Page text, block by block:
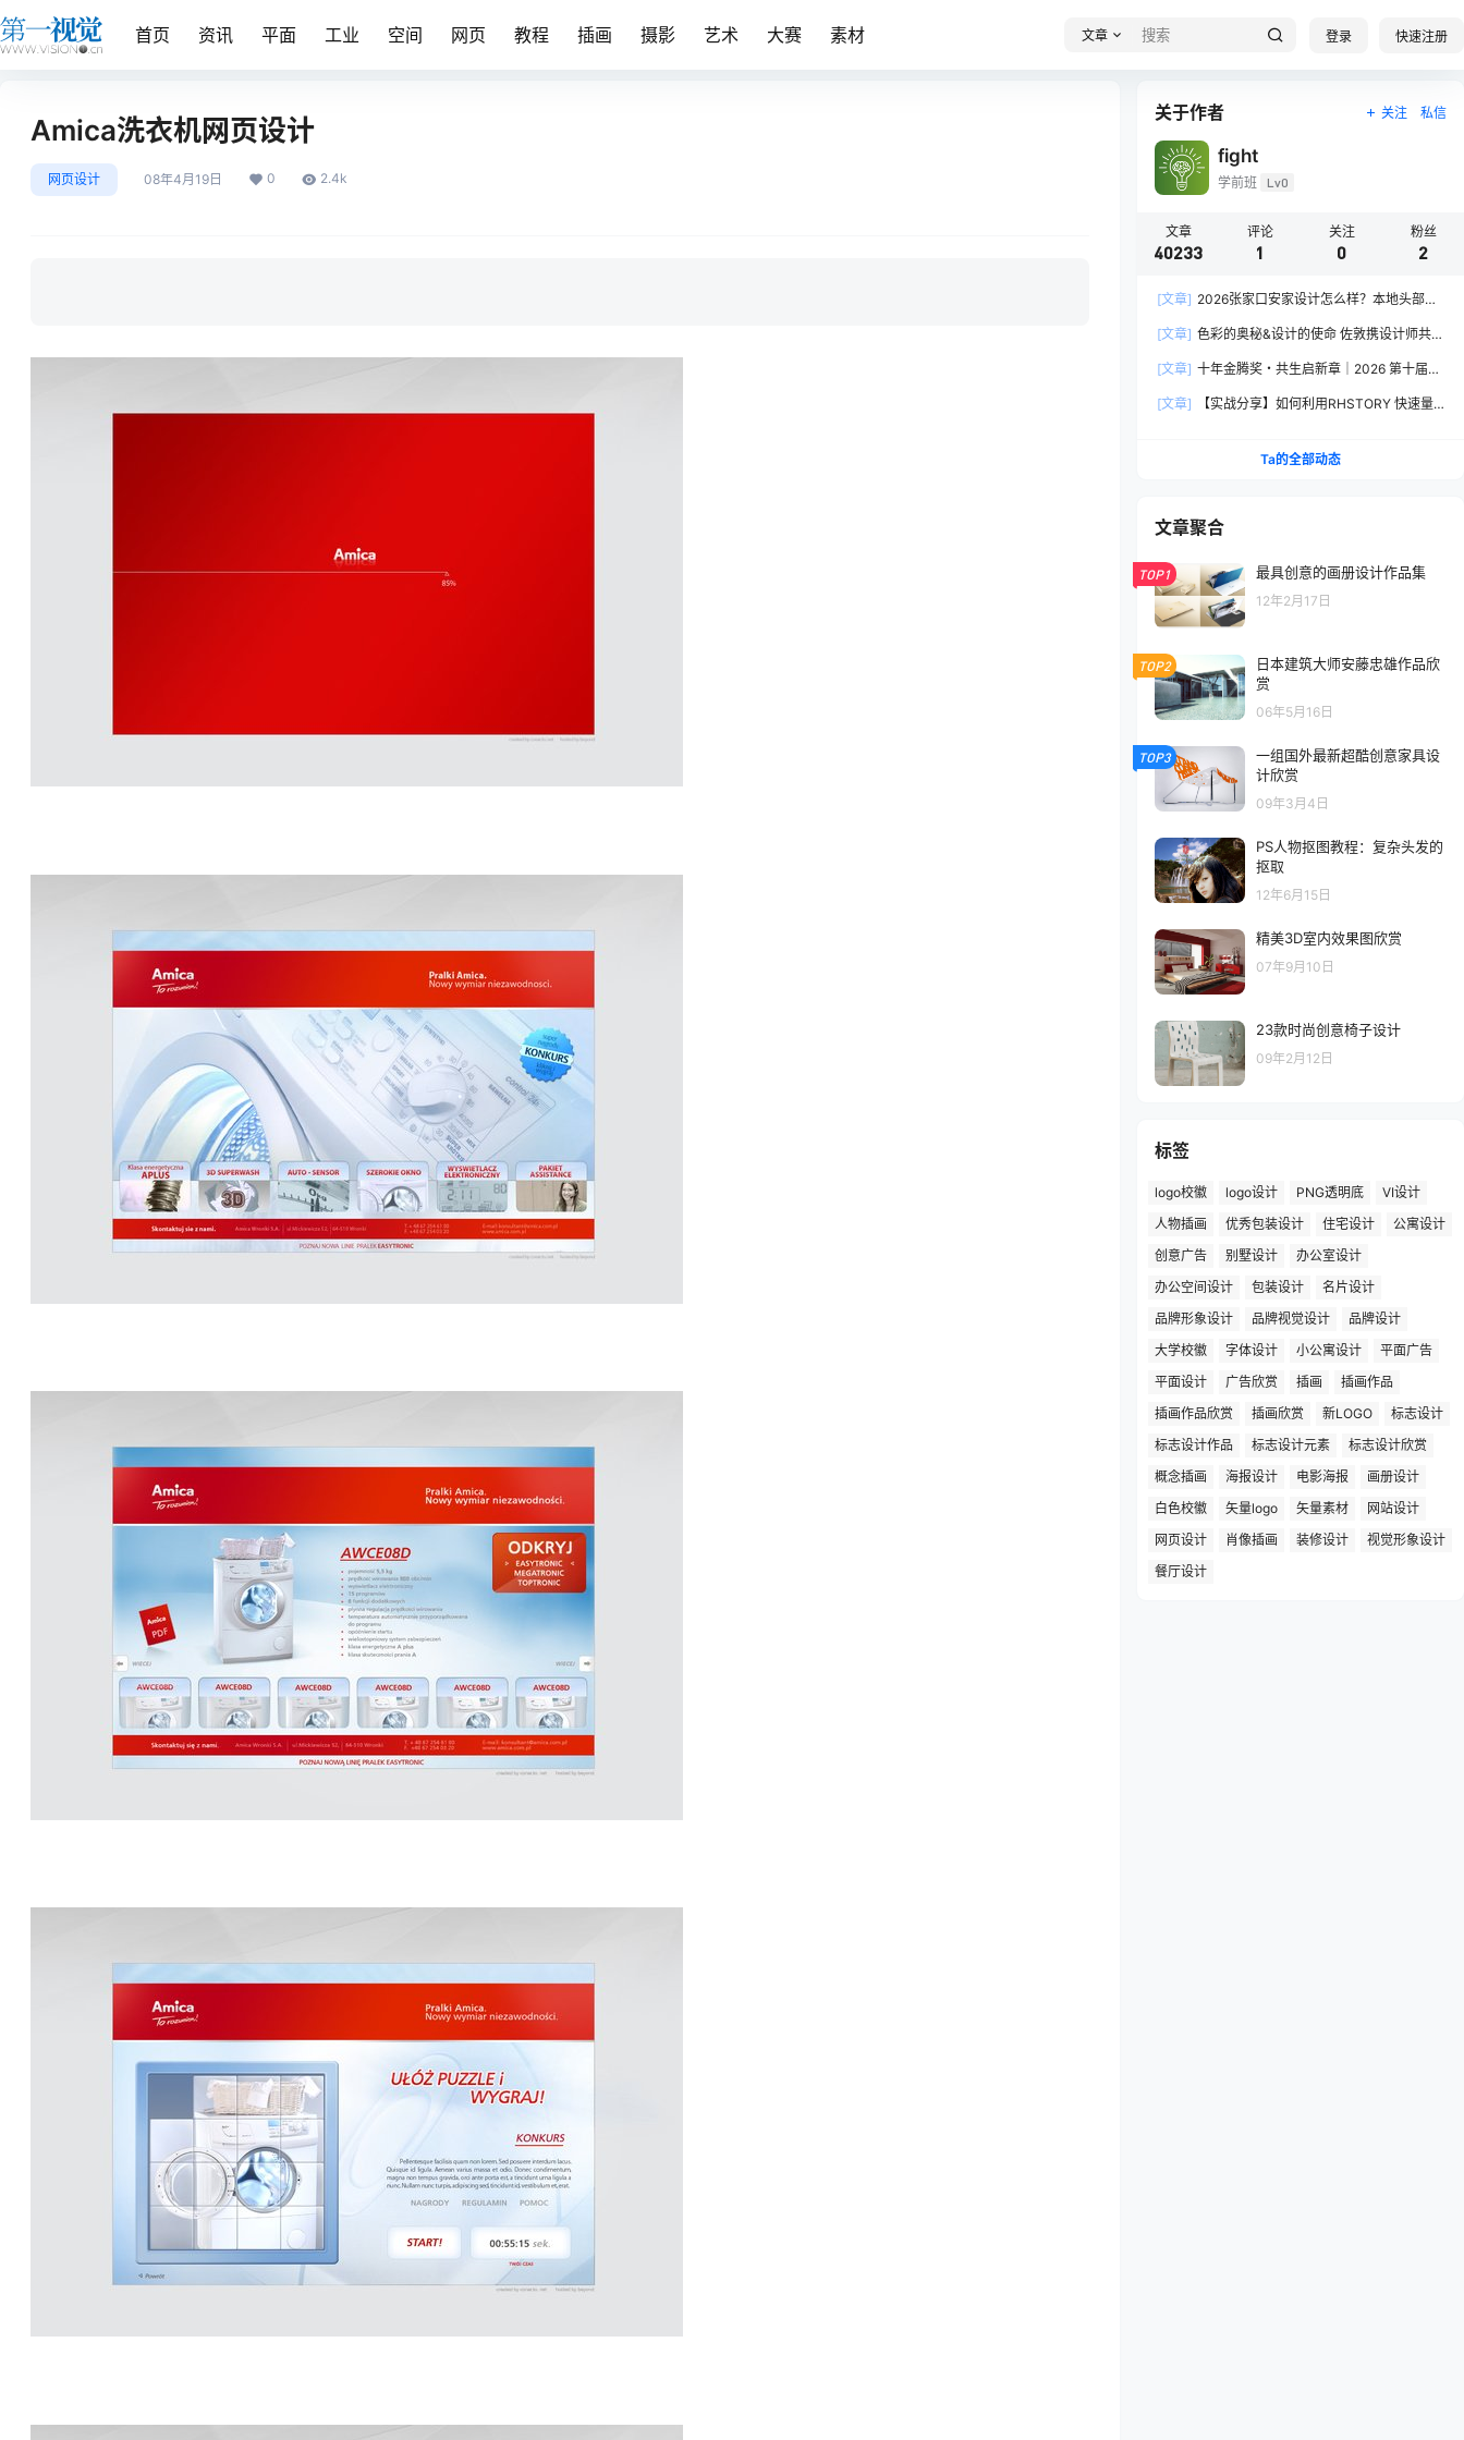
首页 资讯 平面 工业 空间 网页 教程 插画 摄影 艺术 大赛 素材 文章 登录 快速注册
Amica洗衣机网页设计
网页设计 08年4月19日 0 2.4k
关于作者 关注 私信
fight
学前班 Lv0
文章
40233
评论
1
关注
0
粉丝
2
[文章] 2026张家口安家设计怎么样？本地头部全
[文章] 色彩的奥秘&设计的使命 佐敦携设计师共探
[文章] 十年金腾奖・共生启新章｜2026 第十届金
[文章]
【实战分享】如何利用RHSTORY 快速量
Ta的全部动态
文章聚合
TOP1 最具创意的画册设计作品集
12年2月17日
TOP2
日本建筑大师安藤忠雄作品欣
赏
06年5月16日
TOP3
一组国外最新超酷创意家具设
计欣赏
09年3月4日
PS人物抠图教程：复杂头发的
抠取
12年6月15日
精美3D室内效果图欣赏
07年9月10日
23款时尚创意椅子设计
09年2月12日
标签
logo校徽 logo设计 PNG透明底
VI设计
人物插画
优秀包装设计 住宅设计
公寓设计
创意广告
别墅设计
办公室设计
办公空间设计
包装设计
名片设计
品牌形象设计
品牌视觉设计
品牌设计
大学校徽
字体设计 小公寓设计
平面广告
平面设计
广告欣赏 插画
插画作品
插画作品欣赏
插画欣赏 新LOGO
标志设计
标志设计作品
标志设计元素
标志设计欣赏
概念插画
海报设计 电影海报
画册设计
白色校徽
矢量logo 矢量素材
网站设计
网页设计
肖像插画 装修设计
视觉形象设计
餐厅设计